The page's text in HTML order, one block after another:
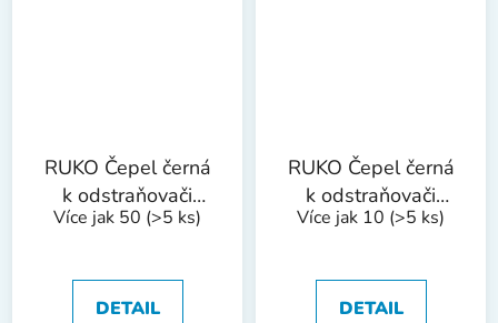
RUKO Čepel černá
k odstraňovači
otřepů B20
Více jak 50 (>5 ks)
DETAIL
RUKO Čepel černá
k odstraňovači
otřepů bal/10ks
Více jak 10 (>5 ks)
DETAIL